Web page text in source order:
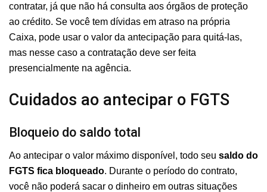
contratar, já que não há consulta aos órgãos de proteção
ao crédito. Se você tem dívidas em atraso na própria
Caixa, pode usar o valor da antecipação para quitá-las,
mas nesse caso a contratação deve ser feita
presencialmente na agência.
Cuidados ao antecipar o FGTS
Bloqueio do saldo total
Ao antecipar o valor máximo disponível, todo seu saldo do
FGTS fica bloqueado. Durante o período do contrato,
você não poderá sacar o dinheiro em outras situações